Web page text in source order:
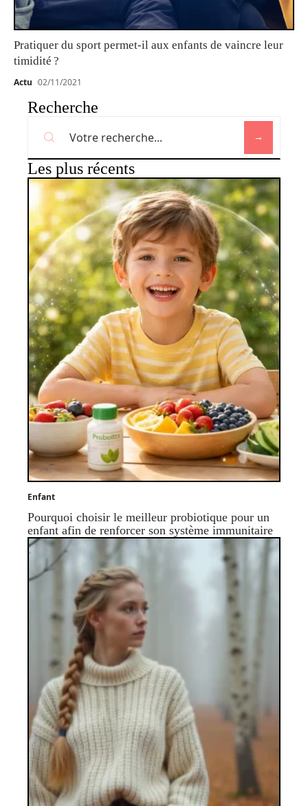
Pratiquer du sport permet-il aux enfants de vaincre leur
timidité ?
Actu 02/11/2021
Recherche
Les plus récents
Enfant
Pourquoi choisir le meilleur probiotique pour un
enfant afin de renforcer son système immunitaire